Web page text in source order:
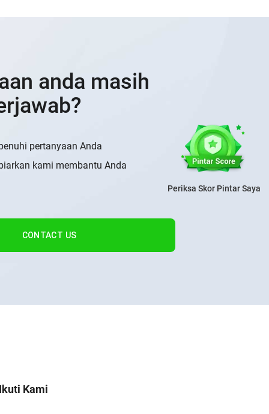
anda masih
pertanyaan Anda
kami membantu Anda
CONTACT US
Kami
Periksa Skor Pintar Saya